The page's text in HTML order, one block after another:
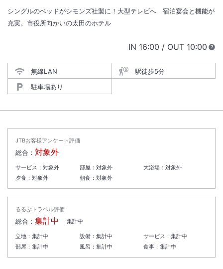
シングルのベッドがシモンズ社製に！大型テレビへ 宿泊宴会と機能が
充実。市役所向かいの太田のホテル
IN チェックイン
16:00 / OUT チェック
10:00
無線LAN
駅徒歩5分
駐車場あり
JTBお客様アンケート評価
総合： 対象外
サービス： 対象外 部屋： 対象外 大浴場：対象外
夕食： 対象外 朝食： 対象外
るるぶトラベル評価
総合： 集計中 集計中
立地： 集計中 設備： 集計中 サービス：集計中
部屋： 集計中 風呂： 集計中 食事：集計中